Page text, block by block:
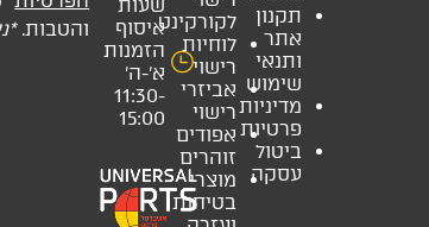
תקנון
אתר
ותנאי
שימוש
מדיניות
פרטיות
ביטול
עסקה
לקורקינט
לוחיות
רישוי
אביזרי
רישוי
אפודים
זוהרים
מוצרי
בטיחות
שעות
איסוף
הזמנות
א’-ה’
11:30-
15:00
והטבות.